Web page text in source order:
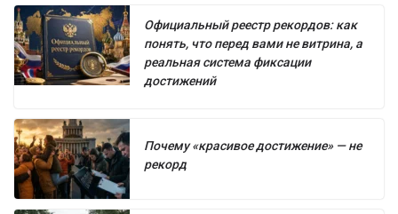
Официальный реестр рекордов: как
понять, что перед вами не витрина, а
реальная система фиксации
достижений
Почему «красивое достижение» — не
рекорд